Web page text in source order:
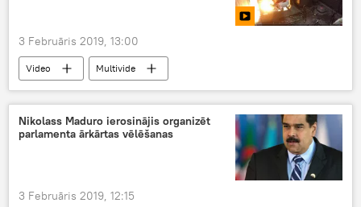
3 Februāris 2019, 13:00
Video Multivide
Nikolass Maduro ierosinājis organizēt
parlamenta ārkārtas vēlēšanas
3 Februāris 2019, 12:15